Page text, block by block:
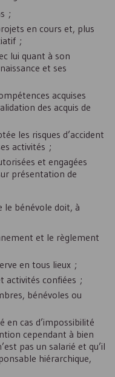
;
en cours et, plus
;
lui quant à son
et ses
acquises
des acquis de
les risques d’accident
activités ;
et engagées
présentation de
le bénévole doit, à
et le règlement
en tous lieux ;
activités confiées ;
bénévoles ou
en cas d’impossibilité
cependant à bien
pas un salarié et qu’il
hiérarchique,